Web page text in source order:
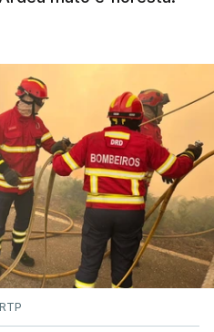
estimam que vai levar
o fogo. Mais de
no terreno no combate
RTP